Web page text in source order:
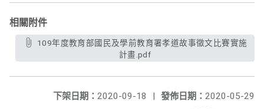
相關附件
計畫.pdf
發佈日期： 2020-05-29
下架日期： 2020-09-18
|